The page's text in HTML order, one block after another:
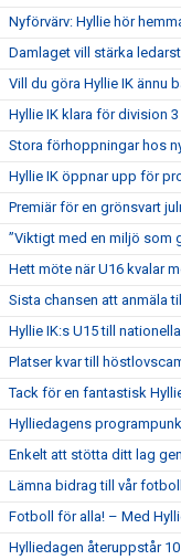
Nyförvärv: Hyllie hör
Damlaget vill stärka
Vill du göra Hyllie IK ännu
Hyllie IK klara för division 3
Stora förhoppningar hos
Hyllie IK öppnar upp för
Premiär för en grönsvart
”Viktigt med en miljö som
Hett möte när U16 kvalar
Sista chansen att anmäla
Hyllie IK:s U15 till
Platser kvar till
Tack för en fantastisk
Hylliedagens
Enkelt att stötta ditt lag
Lämna bidrag till vår
Fotboll för alla! – Med
Hylliedagen återuppstår